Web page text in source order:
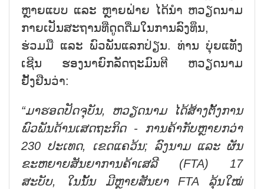
ຫຼາຍແບບ ແລະ ຫຼາຍຝ່າຍ ໄດ້ນຳ ຫວຽດນາມ
ກາຍເປັນສະຖານທີ່ດູດດື່ມໃນການລົງທຶນ,
ຮ່ວມມື ແລະ ພົວພັນແລກປ່ຽນ. ທ່ານ ບຸ່ຍແທັງ
ເຊີນ ຮອງນາຍົກລັດຖະມົນຕີ ຫວຽດນາມ
ຢັ້ງຢືນວ່າ:
“ມາຮອດປັດຈຸບັນ, ຫວຽດນາມ ໄດ້ສ້າງຕັ້ງການ
ພົວພັນດ້ານເສດຖະກິດ - ການຄ້າກັບຫຼາຍກວ່າ
230 ປະເທດ, ເຂດແຄວ້ນ; ລົງນາມ ແລະ ຜັນ
ຂະຫຍາຍສັນຍາການຄ້າເສລີ (FTA) 17
ສະບັບ, ໃນນັ້ນ ມີຫຼາຍສັນຍາ FTA ລຸ້ນໃໝ່